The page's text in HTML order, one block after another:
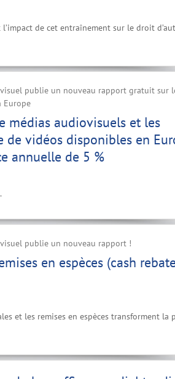
de cet entraînement sur le droit
publie un nouveau rapport gratuit sur
Europe
médias audiovisuels et les
de vidéos disponibles en
annuelle de 5 %
publie un nouveau rapport !
en espèces (cash
et les remises en espèces transforment la